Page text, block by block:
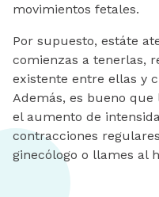
movimientos fetales.
Por supuesto, estáte
comienzas a tenerlas,
existente entre ellas y
Además, es bueno
el aumento de
contracciones
ginecólogo o llames al